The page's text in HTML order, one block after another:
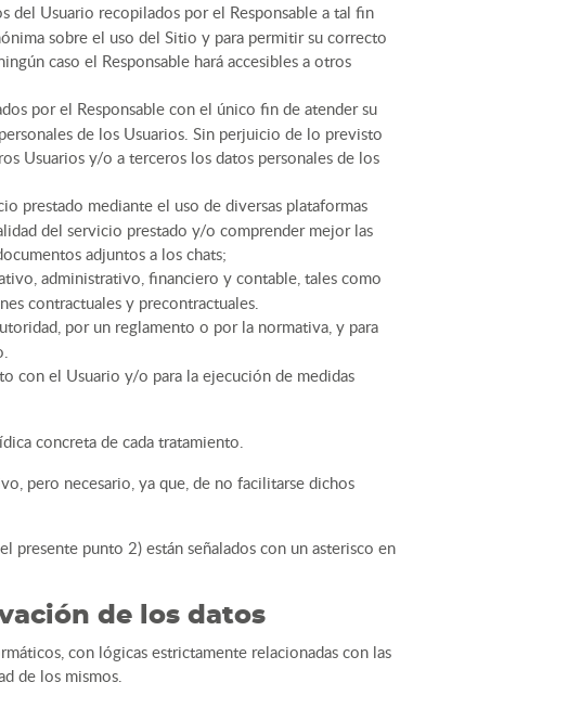
del Usuario recopilados por el Responsable a tal fin
sobre el uso del Sitio y para permitir su correcto
caso el Responsable hará accesibles a otros
por el Responsable con el único fin de atender su
de los Usuarios. Sin perjuicio de lo previsto
Usuarios y/o a terceros los datos personales de los
prestado mediante el uso de diversas plataformas
del servicio prestado y/o comprender mejor las
adjuntos a los chats;
administrativo, financiero y contable, tales como
contractuales y precontractuales.
por un reglamento o por la normativa, y para
con el Usuario y/o para la ejecución de medidas
concreta de cada tratamiento.
pero necesario, ya que, de no facilitarse dichos
presente punto 2) están señalados con un asterisco en
de los datos
con lógicas estrictamente relacionadas con las
de los mismos.